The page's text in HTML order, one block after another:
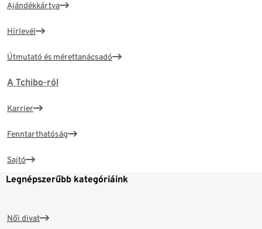
Ajándékkártya
Hírlevél
Útmutató és mérettanácsadó
A Tchibo-ról
Karrier
Fenntarthatóság
Sajtó
Legnépszerűbb kategóriáink
Női divat